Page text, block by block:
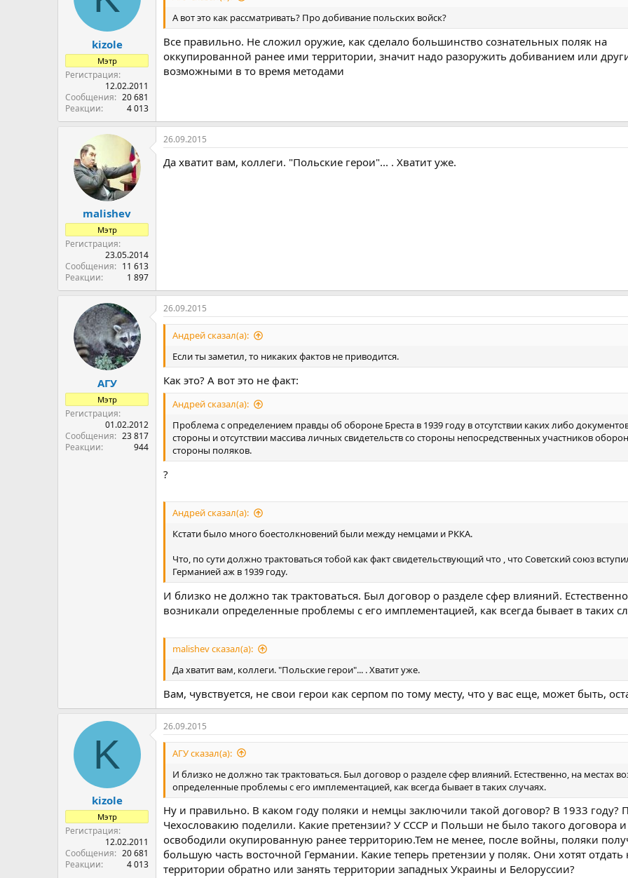
kizole
Мэтр
Регистрация
12.02.2011
Сообщения
20 681
Реакции
4 013
А вот это как рассматривать? Про добивание польских войск?
Все правильно. Не сложил оружие, как сделало большинство сознательных поляк на
оккупированной ранее ими территории, значит надо разоружить добиванием или
возможными в то время методами
malishev
Мэтр
Регистрация
23.05.2014
Сообщения
11 613
Реакции
1 897
26.09.2015
Да хватит вам, коллеги. "Польские герои"... . Хватит уже.
АГУ
Мэтр
Регистрация
01.02.2012
Сообщения
23 817
Реакции
944
26.09.2015
Андрей сказал(а):
Если ты заметил, то никаких фактов не приводится.
Как это? А вот это не факт:
Андрей сказал(а):
Проблема с определением правды об обороне Бреста в 1939 году в отсутствии каких либо
стороны и отсутствии массива личных свидетельств со стороны непосредственных участников
стороны поляков.
?
Андрей сказал(а):
Кстати было много боестолкновений были между немцами и РККА.
Что, по сути должно трактоваться тобой как факт свидетельствующий что , что Советский союз
Германией аж в 1939 году.
И близко не должно так трактоваться. Был договор о разделе сфер влияний.
возникали определенные проблемы с его имплементацией, как всегда бывает в таких
malishev сказал(а):
Да хватит вам, коллеги. "Польские герои"... . Хватит уже.
Вам, чувствуется, не свои герои как серпом по тому месту, что у вас еще, может быть,
K
kizole
Мэтр
Регистрация
12.02.2011
Сообщения
20 681
Реакции
4 013
26.09.2015
АГУ сказал(а):
И близко не должно так трактоваться. Был договор о разделе сфер влияний. Естественно, на местах
определенные проблемы с его имплементацией, как всегда бывает в таких случаях.
Ну и правильно. В каком году поляки и немцы заключили такой договор? В 1933 году?
Чехословакию поделили. Какие претензии? У СССР и Польши не было такого договора
освободили окупированную ранее территорию.Тем не менее, после войны, поляки
большую часть восточной Германии. Какие теперь претензии у поляк. Они хотят отдать
территории обратно или занять территории западных Украины и Белоруссии?